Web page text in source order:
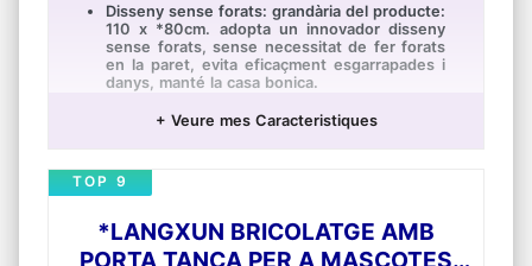
Disseny sense forats: grandària del producte:
110 x *80cm. adopta un innovador disseny
sense forats, sense necessitat de fer forats
en la paret, evita eficaçment esgarrapades i
danys, manté la casa bonica.
Material de malla engrossida, major duresa,
proporciona un entorn d'aïllament saludable i
segur per a les mascotes.
Portàtil i plegable: Aquesta porta per a
gossos ve amb 6 ganxos *nano-*sticky, amb
força de reacció i la paret fermament fixada,
+ Veure mes Caracteristiques
*LANGXUN BRICOLATGE AMB
PORTA TANCA PER A MASCOTES
TOP 9